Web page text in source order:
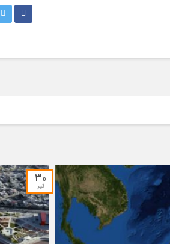
۳۰
تیر